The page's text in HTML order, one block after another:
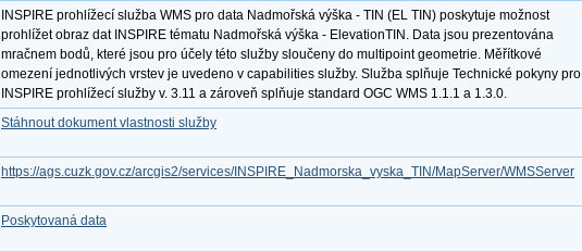
INSPIRE prohlížecí služba WMS pro data Nadmořská výška - TIN (EL TIN) poskytuje možnost
prohlížet obraz dat INSPIRE tématu Nadmořská výška - ElevationTIN. Data jsou prezentována
mračnem bodů, které jsou pro účely této služby sloučeny do multipoint geometrie. Měřítkové
omezení jednotlivých vrstev je uvedeno v capabilities služby. Služba splňuje Technické pokyny pro
INSPIRE prohlížecí služby v. 3.11 a zároveň splňuje standard OGC WMS 1.1.1 a 1.3.0.
Stáhnout dokument vlastnosti služby
https://ags.cuzk.gov.cz/arcgis2/services/INSPIRE_Nadmorska_vyska_TIN/MapServer/WMSServer
Poskytovaná data